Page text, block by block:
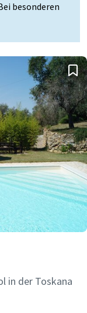
besonderen
in der Toskana